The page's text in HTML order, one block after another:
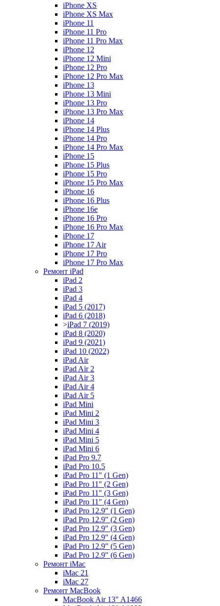
iPhone XS
iPhone XS Max
iPhone 11
iPhone 11 Pro
iPhone 11 Pro Max
iPhone 12
iPhone 12 Mini
iPhone 12 Pro
iPhone 12 Pro Max
iPhone 13
iPhone 13 Mini
iPhone 13 Pro
iPhone 13 Pro Max
iPhone 14
iPhone 14 Plus
iPhone 14 Pro
iPhone 14 Pro Max
iPhone 15
iPhone 15 Plus
iPhone 15 Pro
iPhone 15 Pro Max
iPhone 16
iPhone 16 Plus
iPhone 16e
iPhone 16 Pro
iPhone 16 Pro Max
iPhone 17
iPhone 17 Air
iPhone 17 Pro
iPhone 17 Pro Max
Ремонт iPad
iPad 2
iPad 3
iPad 4
iPad 5 (2017)
iPad 6 (2018)
>iPad 7 (2019)
iPad 8 (2020)
iPad 9 (2021)
iPad 10 (2022)
iPad Air
iPad Air 2
iPad Air 3
iPad Air 4
iPad Air 5
iPad Mini
iPad Mini 2
iPad Mini 3
iPad Mini 4
iPad Mini 5
iPad Mini 6
iPad Pro 9.7
iPad Pro 10.5
iPad Pro 11" (1 Gen)
iPad Pro 11" (2 Gen)
iPad Pro 11" (3 Gen)
iPad Pro 11" (4 Gen)
iPad Pro 12.9" (1 Gen)
iPad Pro 12.9" (2 Gen)
iPad Pro 12.9" (3 Gen)
iPad Pro 12.9" (4 Gen)
iPad Pro 12.9" (5 Gen)
iPad Pro 12.9" (6 Gen)
Ремонт iMac
iMac 21
iMac 27
Ремонт MacBook
MacBook Air 13" A1466